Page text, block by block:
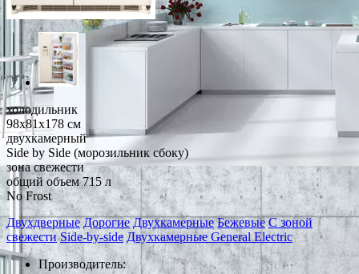
холодильник
98x81x178 см
двухкамерный
Side by Side (морозильник сбоку)
зона свежести
общий объем 715 л
No Frost
Двухдверные Дорогие Двухкамерные Бежевые С зоной
свежести Side-by-side Двухкамерные General Electric
Производитель: